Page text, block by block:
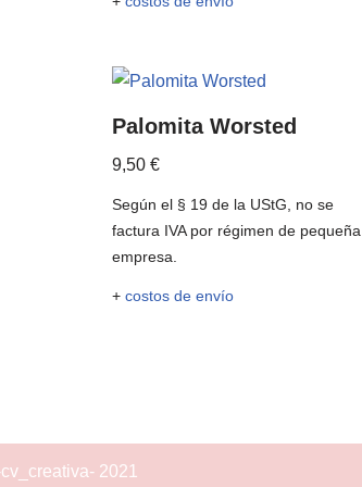
Palomita Worsted
9,50 €
Según el § 19 de la UStG, no se
factura IVA por régimen de pequeña
empresa.
+ costos de envío
2021